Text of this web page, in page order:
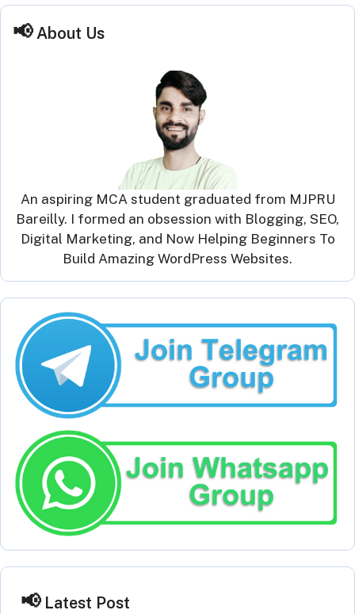
About Us
An aspiring MCA student graduated from MJPRU
Bareilly. I formed an obsession with Blogging, SEO,
Digital Marketing, and Now Helping Beginners To
Build Amazing WordPress Websites.
Latest Post